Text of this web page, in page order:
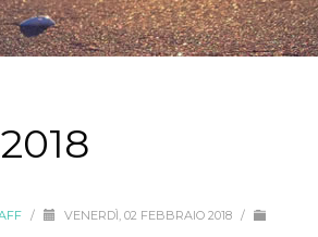
/ VENERDÌ, 02 FEBBRAIO 2018 /